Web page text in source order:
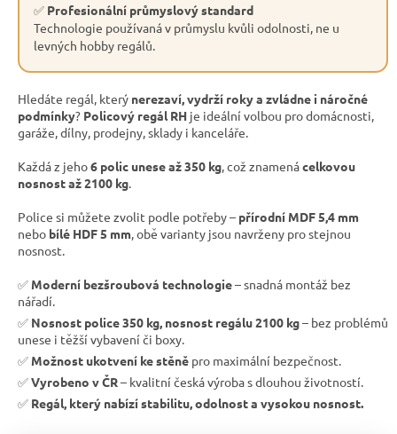
✅ Profesionální průmyslový standard
Technologie používaná v průmyslu kvůli odolnosti, ne u
levných hobby regálů.
Hledáte regál, který nerezaví, vydrží roky a zvládne i náročné
podmínky? Policový regál RH je ideální volbou pro domácnosti,
garáže, dílny, prodejny, sklady i kanceláře.
Každá z jeho6 polic unese až 350 kg, což znamenácelkovou
nosnost až 2100 kg.
Police si můžete zvolit podle potřeby – přírodní MDF 5,4 mm
nebo bílé HDF 5 mm, obě varianty jsou navrženy pro stejnou
nosnost.
✅ Moderní bezšroubová technologie– snadná montáž bez
nářadí.
✅ Nosnost police 350 kg, nosnost regálu 2100 kg– bez problémů
unese i těžší vybavení či boxy.
✅ Možnost ukotvení ke stěně pro maximální bezpečnost.
✅Vyrobeno v ČR– kvalitní česká výroba s dlouhou životností.
✅ Regál, který nabízí stabilitu, odolnost a vysokou nosnost.